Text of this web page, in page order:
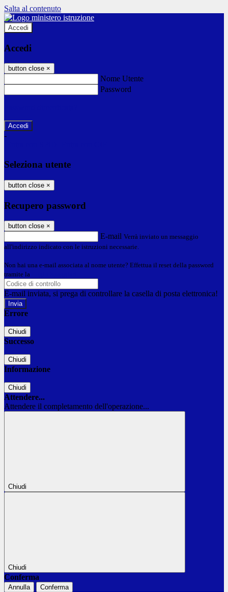
Salta al contenuto
Accedi
Accedi
button close ×
Nome Utente
Password
-
Seleziona utente
button close ×
Recupero password
button close ×
E-mail Verrà inviato un messaggio
all'indirizzo indicato con le istruzioni necessarie.
Non hai una e-mail associata al nome utente? Effettua il reset della password
tramite la
E-mail inviata, si prega di controllare la casella di posta elettronica!
Errore
Chiudi
Successo
Chiudi
Informazione
Chiudi
Attendere...
Attendere il completamento dell'operazione...
Chiudi
Chiudi
Conferma
Annulla Conferma